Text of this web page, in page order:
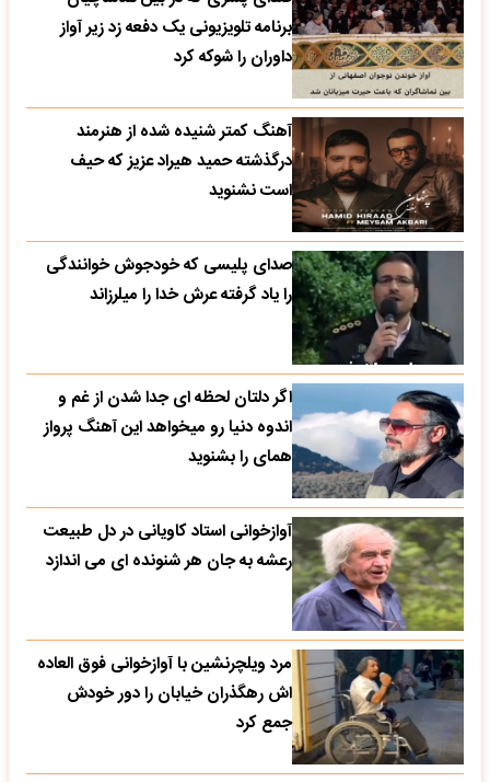
برنامه تلویزیونی یک دفعه زد زیر آواز
داوران را شوکه کرد
آهنگ کمتر شنیده شده از هنرمند
درگذشته حمید هیراد عزیز که حیف
است نشنوید
صدای پلیسی که خودجوش خوانندگی
را یاد گرفته عرش خدا را میلرزاند
اگر دلتان لحظه ای جدا شدن از غم و
اندوه دنیا رو میخواهد این آهنگ پرواز
همای را بشنوید
آوازخوانی استاد کاویانی در دل طبیعت
رعشه به جان هر شنونده ای می اندازد
مرد ویلچرنشین با آوازخوانی فوق العاده
اش رهگذران خیابان را دور خودش
جمع کرد